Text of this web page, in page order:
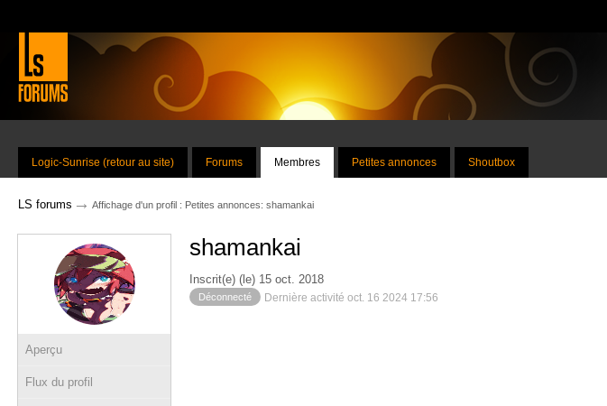
Logic-Sunrise (retour au site) Forums Membres Petites annonces Shoutbox
LS forums → Affichage d'un profil : Petites annonces: shamankai
Aperçu
Flux du profil
shamankai
Inscrit(e) (le) 15 oct. 2018
Déconnecté Dernière activité oct. 16 2024 17:56